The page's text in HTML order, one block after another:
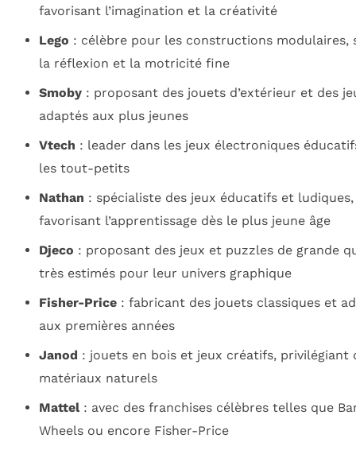
favorisant l’imagination et la créativité
Lego : célèbre pour les constructions modulaires,
la réflexion et la motricité fine
Smoby: proposant des jouets d’extérieur et des
adaptés aux plus jeunes
Vtech : leader dans les jeux électroniques
les tout-petits
Nathan : spécialiste des jeux éducatifs et ludiques,
favorisant l’apprentissage dès le plus jeune âge
Djeco : proposant des jeux et puzzles de grande
très estimés pour leur univers graphique
Fisher-Price: fabricant des jouets classiques et
aux premières années
Janod : jouets en bois et jeux créatifs, privilégiant
matériaux naturels
Mattel: avec des franchises célèbres telles que
Wheels ou encore Fisher-Price